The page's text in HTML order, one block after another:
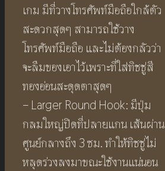
เกม มีที่วางโทรศัพท์มือถือใกล้ตัว
สะดวกสุดๆ สามารถใช้วาง
โทรศัพท์มือถือ และไม่ต้องกลัวว่า
จะลืมของเอาไว้เพราะที่ใส่ทิชชู่สี
ทองอ่อนสะดุดตาสุดๆ
– Larger Round Hook: มีปุ่ม
กลมใหญ่ปิดที่ปลายแกน เส้นผ่าน
ศูนย์กลางถึง 3 ซม. ทำให้ทิชชู่ไม่
หลุดร่วงลงมาขณะใช้งานแน่นอน